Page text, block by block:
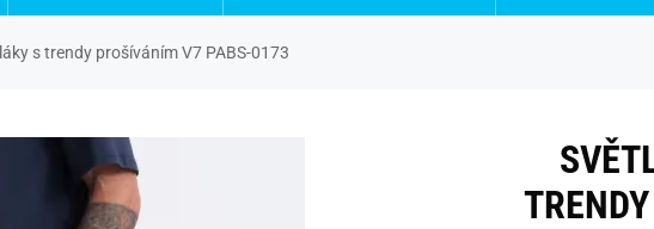
s trendy prošíváním V7 PABS-0173